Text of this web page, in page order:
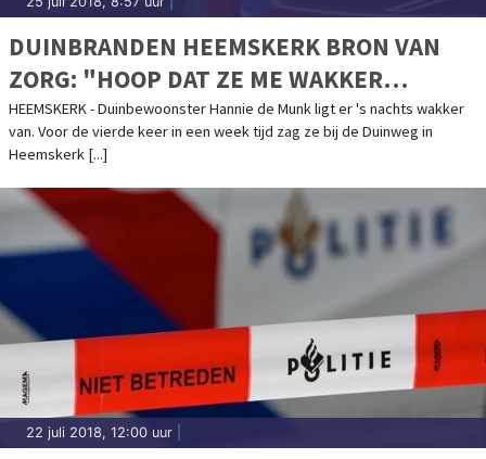
DUINBRANDEN HEEMSKERK BRON VAN
ZORG: "HOOP DAT ZE ME WAKKER
MAKEN"
HEEMSKERK - Duinbewoonster Hannie de Munk ligt er 's nachts wakker
van. Voor de vierde keer in een week tijd zag ze bij de Duinweg in
Heemskerk [...]
22 juli 2018, 12:00 uur